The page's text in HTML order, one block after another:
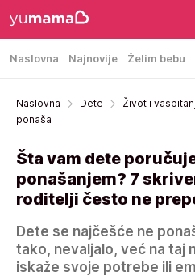
Naslovna Najnovije Želim bebu
Naslovna Dete Život i
ponaša
Šta vam dete
ponašanjem? 7
roditelji često ne
Dete se najčešće ne
tako, nevaljalo, već na taj
iskaže svoje potrebe ili